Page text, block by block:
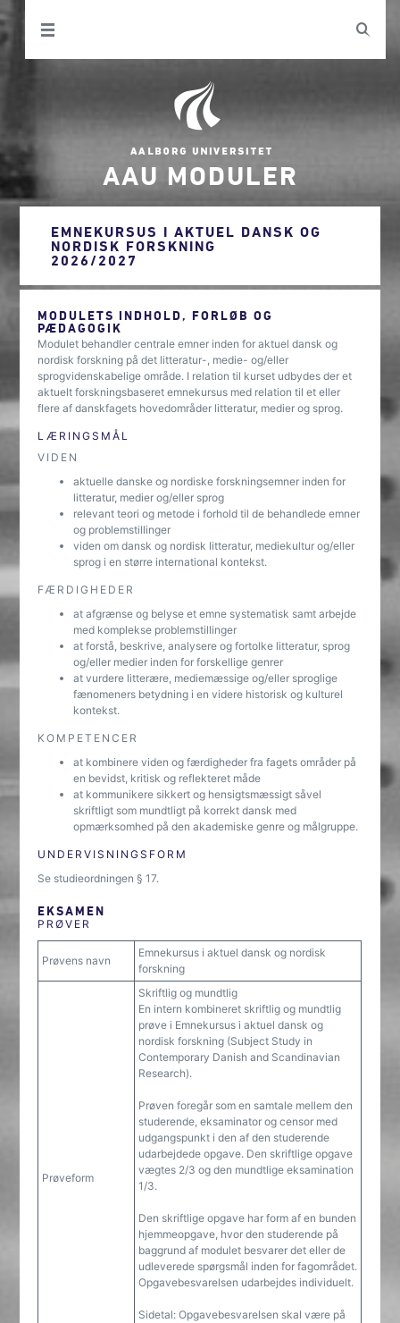
AAU MODULER
EMNEKURSUS I AKTUEL DANSK OG
NORDISK FORSKNING
2026/2027
MODULETS INDHOLD, FORLØB OG
PÆDAGOGIK
Modulet behandler centrale emner inden for aktuel dansk og
nordisk forskning på det litteratur-, medie- og/eller
sprogvidenskabelige område. I relation til kurset udbydes der et
aktuelt forskningsbaseret emnekursus med relation til et eller
flere af danskfagets hovedområder litteratur, medier og sprog.
LÆRINGSMÅL
VIDEN
aktuelle danske og nordiske forskningsemner inden for
litteratur, medier og/eller sprog
relevant teori og metode i forhold til de behandlede emner
og problemstillinger
viden om dansk og nordisk litteratur, mediekultur og/eller
sprog i en større international kontekst.
FÆRDIGHEDER
at afgrænse og belyse et emne systematisk samt arbejde
med komplekse problemstillinger
at forstå, beskrive, analysere og fortolke litteratur, sprog
og/eller medier inden for forskellige genrer
at vurdere litterære, mediemæssige og/eller sproglige
fænomeners betydning i en videre historisk og kulturel
kontekst.
KOMPETENCER
at kombinere viden og færdigheder fra fagets områder på
en bevidst, kritisk og reflekteret måde
at kommunikere sikkert og hensigtsmæssigt såvel
skriftligt som mundtligt på korrekt dansk med
opmærksomhed på den akademiske genre og målgruppe.
UNDERVISNINGSFORM
Se studieordningen § 17.
EKSAMEN
PRØVER
Prøvens navn
Emnekursus i aktuel dansk og nordisk
forskning
Prøveform
Skriftlig og mundtlig
En intern kombineret skriftlig og mundtlig
prøve i Emnekursus i aktuel dansk og
nordisk forskning (Subject Study in
Contemporary Danish and Scandinavian
Research).
Prøven foregår som en samtale mellem den
studerende, eksaminator og censor med
udgangspunkt i den af den studerende
udarbejdede opgave. Den skriftlige opgave
vægtes 2/3 og den mundtlige eksamination
1/3.
Den skriftlige opgave har form af en bunden
hjemmeopgave, hvor den studerende på
baggrund af modulet besvarer det eller de
udleverede spørgsmål inden for fagområdet.
Opgavebesvarelsen udarbejdes individuelt.
Sidetal: Opgavebesvarelsen skal være på